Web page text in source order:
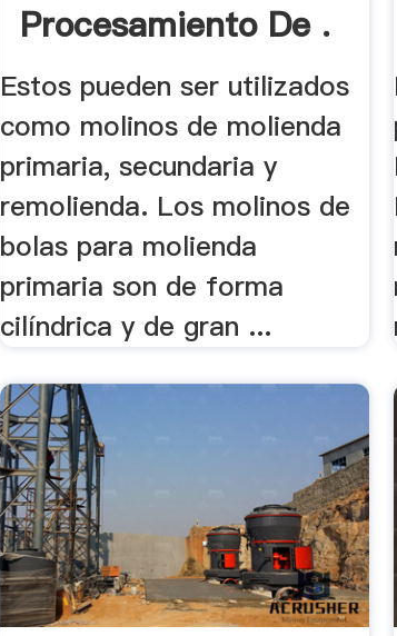
Procesamiento De .
Estos pueden ser utilizados
como molinos de molienda
primaria, secundaria y
remolienda. Los molinos de
bolas para molienda
primaria son de forma
cilíndrica y de gran ...